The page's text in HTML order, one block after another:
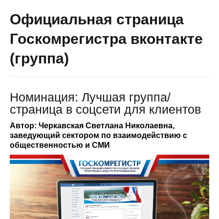
Официальная страница
Госкомрегистра вконтакте
(группа)
Номинация: Лучшая группа/
страница в соцсети для клиентов
Автор: Черкавская Светлана Николаевна,
заведующий сектором по взаимодействию с
общественностью и СМИ